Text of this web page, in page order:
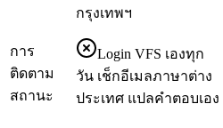
กรุงเทพฯ
การ
ติดตาม
สถานะ
Login VFS เองทุก
วัน เช็กอีเมลภาษาต่าง
ประเทศ แปลคำตอบเอง